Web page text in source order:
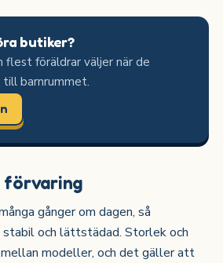
butiker?
flest föräldrar väljer när de
barnrummet.
förvaring
gånger om dagen, så
och lättstädad. Storlek och
modeller, och det gäller att